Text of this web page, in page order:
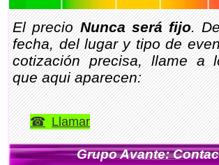
El precio Nunca será fijo.
fecha, del lugar y tipo de
cotización precisa, llame a
que aqui aparecen:
Llamar
Grupo Avante: